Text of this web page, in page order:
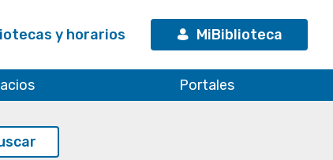
y horarios MiBiblioteca
Portales